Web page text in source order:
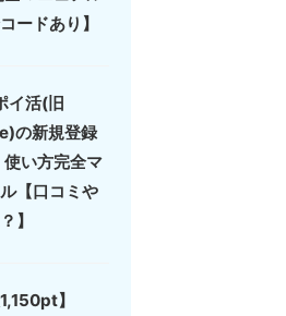
ードあり】
イ活(旧
の新規登録
使い方完全マ
【口コミや
】
】